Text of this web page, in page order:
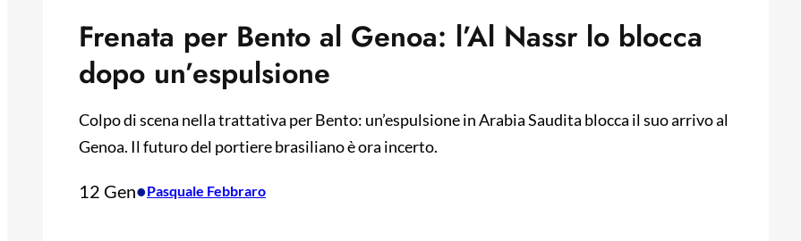
Frenata per Bento al Genoa: l’Al Nassr lo blocca
dopo un’espulsione
Colpo di scena nella trattativa per Bento: un’espulsione in Arabia Saudita blocca il suo arrivo al
Genoa. Il futuro del portiere brasiliano è ora incerto.
12 Gen•Pasquale Febbraro